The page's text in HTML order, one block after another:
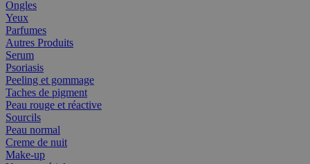
Ongles
Yeux
Parfumes
Autres Produits
Serum
Psoriasis
Peeling et gommage
Taches de pigment
Peau rouge et réactive
Sourcils
Peau normal
Creme de nuit
Make-up